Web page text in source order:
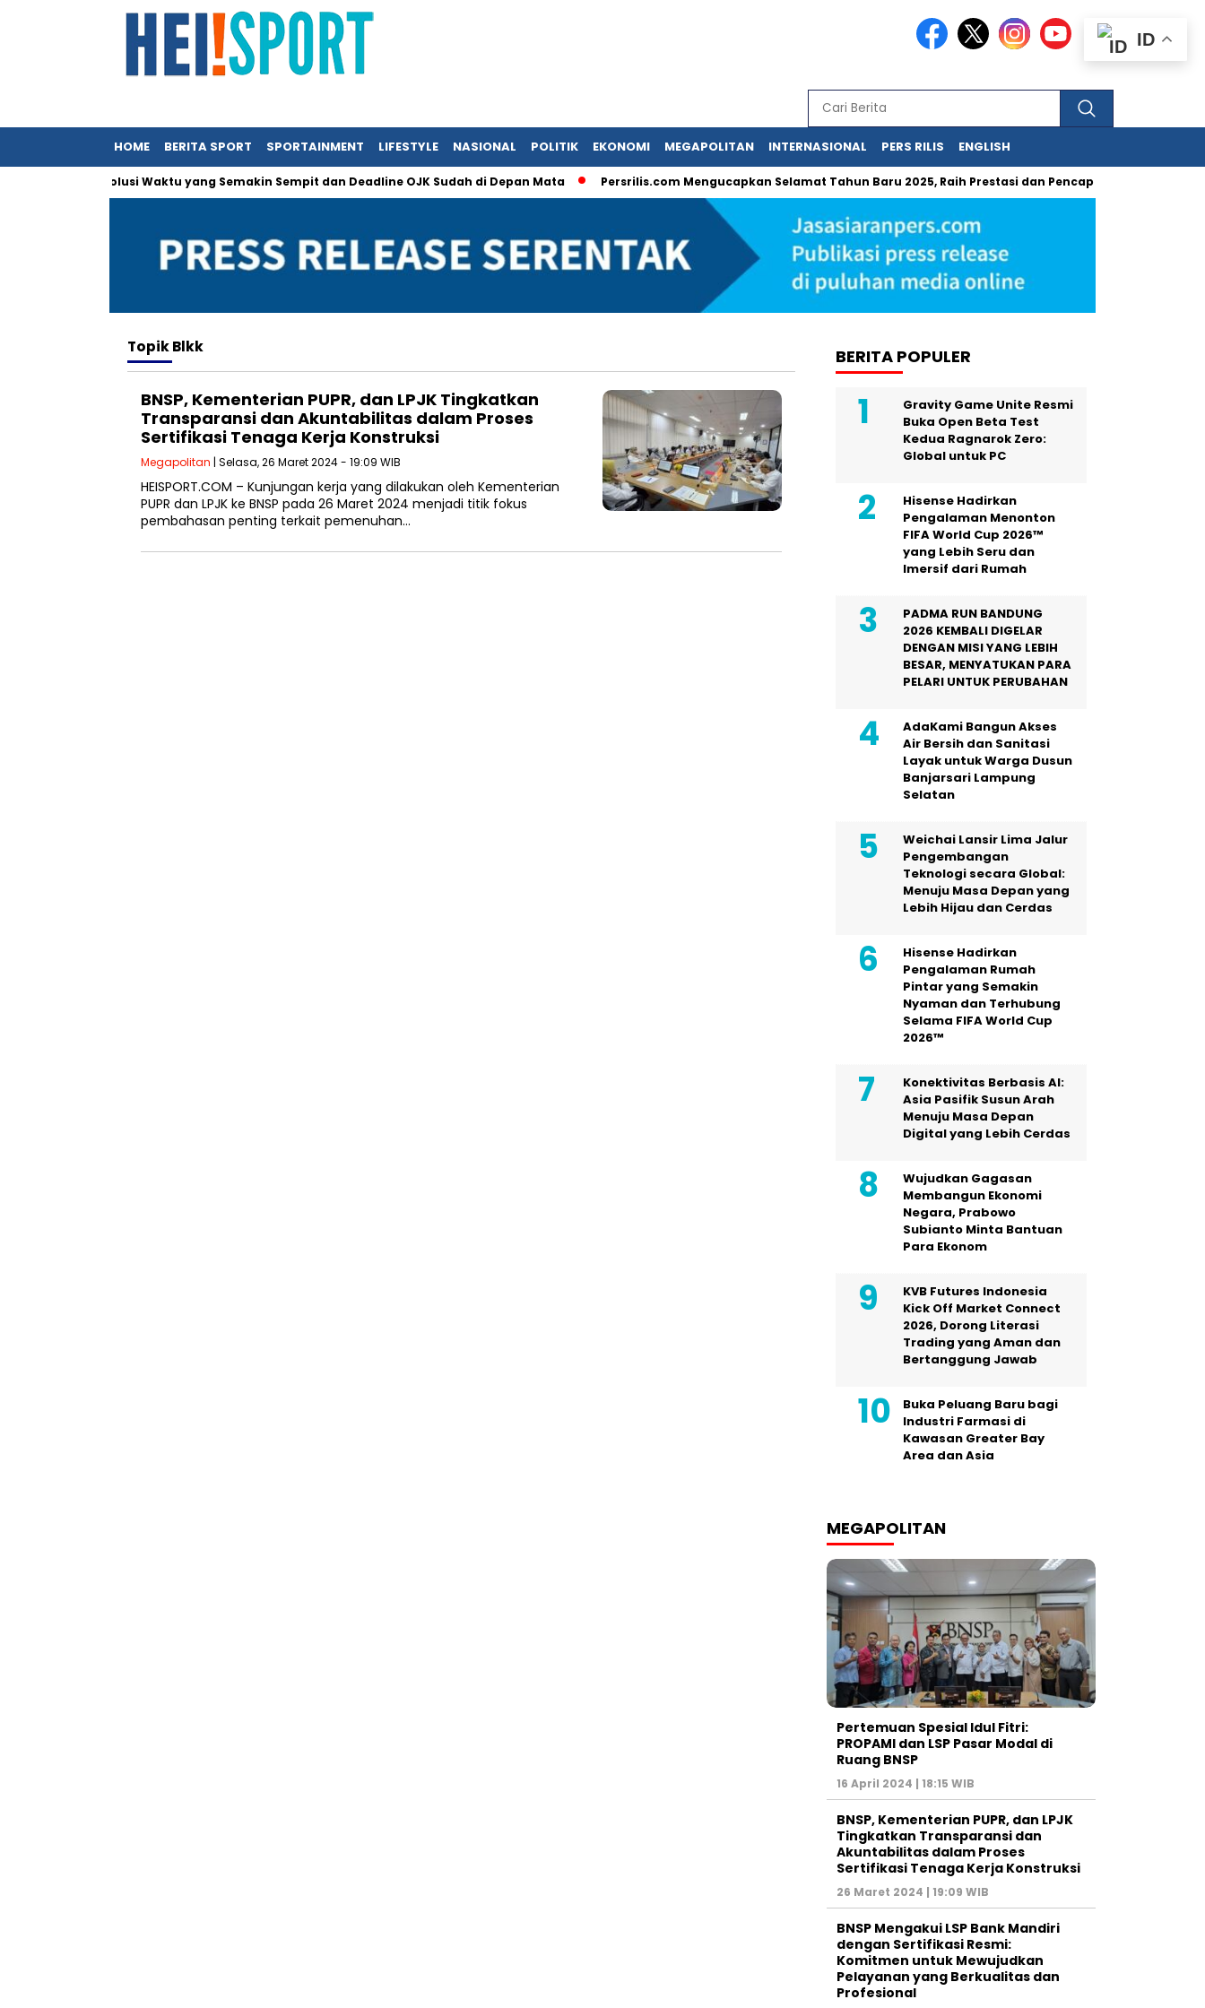
HOME BERITA SPORT SPORTAINMENT LIFESTYLE NASIONAL POLITIK EKONOMI MEGAPOLITAN INTERNASIONAL PERS RILIS ENGLISH
Report: Solusi Waktu yang Semakin Sempit dan Deadline OJK Sudah di Depan Mata Persrilis.com Mengucapkan Selamat Tahun Baru 2025, Raih Prestasi dan Pencapaian yang Lebih Baik
TopikBlkk
BNSP, Kementerian PUPR, dan LPJK Tingkatkan
Transparansi dan Akuntabilitas dalam Proses
Sertifikasi Tenaga Kerja Konstruksi
Megapolitan | Selasa, 26 Maret 2024 - 19:09 WIB
HEISPORT.COM – Kunjungan kerja yang dilakukan oleh Kementerian
PUPR dan LPJK ke BNSP pada 26 Maret 2024 menjadi titik fokus
pembahasan penting terkait pemenuhan…
BERITA POPULER
Gravity Game Unite Resmi
Buka Open Beta Test
Kedua Ragnarok Zero:
Global untuk PC
Hisense Hadirkan
Pengalaman Menonton
FIFA World Cup 2026™
yang Lebih Seru dan
Imersif dari Rumah
PADMA RUN BANDUNG
2026 KEMBALI DIGELAR
DENGAN MISI YANG LEBIH
BESAR, MENYATUKAN PARA
PELARI UNTUK PERUBAHAN
AdaKami Bangun Akses
Air Bersih dan Sanitasi
Layak untuk Warga Dusun
Banjarsari Lampung
Selatan
Weichai Lansir Lima Jalur
Pengembangan
Teknologi secara Global:
Menuju Masa Depan yang
Lebih Hijau dan Cerdas
Hisense Hadirkan
Pengalaman Rumah
Pintar yang Semakin
Nyaman dan Terhubung
Selama FIFA World Cup
2026™
Konektivitas Berbasis AI:
Asia Pasifik Susun Arah
Menuju Masa Depan
Digital yang Lebih Cerdas
Wujudkan Gagasan
Membangun Ekonomi
Negara, Prabowo
Subianto Minta Bantuan
Para Ekonom
KVB Futures Indonesia
Kick Off Market Connect
2026, Dorong Literasi
Trading yang Aman dan
Bertanggung Jawab
Buka Peluang Baru bagi
Industri Farmasi di
Kawasan Greater Bay
Area dan Asia
MEGAPOLITAN
Pertemuan Spesial Idul Fitri:
PROPAMI dan LSP Pasar Modal di
Ruang BNSP
16 April 2024 | 18:15 WIB
BNSP, Kementerian PUPR, dan LPJK
Tingkatkan Transparansi dan
Akuntabilitas dalam Proses
Sertifikasi Tenaga Kerja Konstruksi
26 Maret 2024 | 19:09 WIB
BNSP Mengakui LSP Bank Mandiri
dengan Sertifikasi Resmi:
Komitmen untuk Mewujudkan
Pelayanan yang Berkualitas dan
Profesional
ID